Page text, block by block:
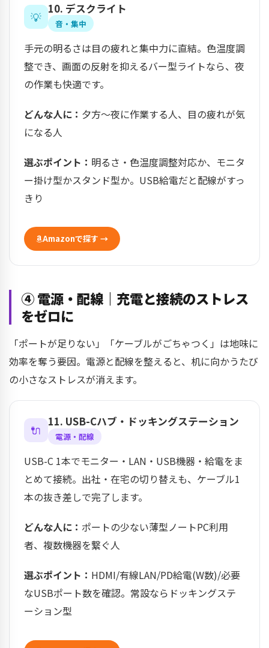
💡
10. デスクライト
音・集中
手元の明るさは目の疲れと集中力に直結。色温度調
整でき、画面の反射を抑えるバー型ライトなら、夜
の作業も快適です。
どんな人に： 夕方〜夜に作業する人、目の疲れが気
になる人
選ぶポイント： 明るさ・色温度調整対応か、モニタ
ー掛け型かスタンド型か。USB給電だと配線がすっ
きり
Amazonで探す →
④ 電源・配線｜充電と接続のストレス
をゼロに
「ポートが足りない」「ケーブルがごちゃつく」は地味に
効率を奪う要因。電源と配線を整えると、机に向かうたび
の小さなストレスが消えます。
🔌
11. USB-Cハブ・ドッキングステーション
電源・配線
USB-C 1本でモニター・LAN・USB機器・給電をま
とめて接続。出社・在宅の切り替えも、ケーブル1
本の抜き差しで完了します。
どんな人に： ポートの少ない薄型ノートPC利用
者、複数機器を繋ぐ人
選ぶポイント： HDMI/有線LAN/PD給電(W数)/必要
なUSBポート数を確認。常設ならドッキングステ
ーション型